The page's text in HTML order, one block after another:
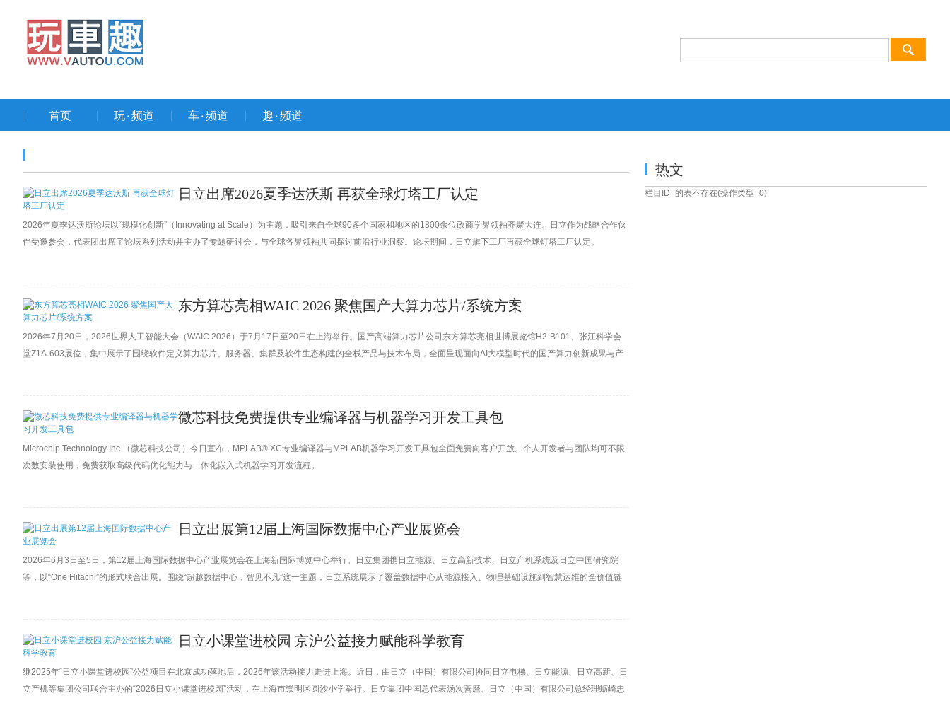
首页 玩۰频道 车۰频道 趣۰频道
日立出席2026夏季达沃斯 再获全球灯塔工厂认定
2026年夏季达沃斯论坛以“规模化创新”（Innovating at Scale）为主题，吸引来自全球90多个国家和地区的1800余位政商学界领袖齐聚大连。日立作为战略合作伙
伴受邀参会，代表团出席了论坛系列活动并主办了专题研讨会，与全球各界领袖共同探讨前沿行业洞察。论坛期间，日立旗下工厂再获全球灯塔工厂认定。
东方算芯亮相WAIC 2026 聚焦国产大算力芯片/系统方案
2026年7月20日，2026世界人工智能大会（WAIC 2026）于7月17日至20日在上海举行。国产高端算力芯片公司东方算芯亮相世博展览馆H2-B101、张江科学会
堂Z1A-603展位，集中展示了围绕软件定义算力芯片、服务器、集群及软件生态构建的全栈产品与技术布局，全面呈现面向AI大模型时代的国产算力创新成果与产
微芯科技免费提供专业编译器与机器学习开发工具包
Microchip Technology Inc.（微芯科技公司）今日宣布，MPLAB® XC专业编译器与MPLAB机器学习开发工具包全面免费向客户开放。个人开发者与团队均可不限
次数安装使用，免费获取高级代码优化能力与一体化嵌入式机器学习开发流程。
日立出展第12届上海国际数据中心产业展览会
2026年6月3日至5日，第12届上海国际数据中心产业展览会在上海新国际博览中心举行。日立集团携日立能源、日立高新技术、日立产机系统及日立中国研究院
等，以“One Hitachi”的形式联合出展。围绕“超越数据中心，智见不凡”这一主题，日立系统展示了覆盖数据中心从能源接入、物理基础设施到智慧运维的全价值链
日立小课堂进校园 京沪公益接力赋能科学教育
继2025年“日立小课堂进校园”公益项目在北京成功落地后，2026年该活动接力走进上海。近日，由日立（中国）有限公司协同日立电梯、日立能源、日立高新、日
立产机等集团公司联合主办的“2026日立小课堂进校园”活动，在上海市崇明区圆沙小学举行。日立集团中国总代表汤次善麿、日立（中国）有限公司总经理蛎崎忠
热文
栏目ID=的表不存在(操作类型=0)